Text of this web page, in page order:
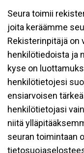
Seura toimii
joita keräämme
Rekisterinpitäjä on
henkilötiedoista ja
kyse on
henkilötietojesi
ensiarvoisen
henkilötietojasi
niitä
seuran toimintaan